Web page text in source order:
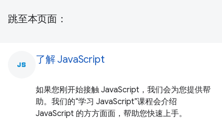
跳至本页面：
javascript 了解 JavaScript
如果您刚开始接触 JavaScript，我们会为您提供帮
助。我们的“学习 JavaScript”课程会介绍
JavaScript 的方方面面，帮助您快速上手。